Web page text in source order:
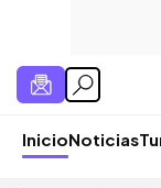
InicioNoticias